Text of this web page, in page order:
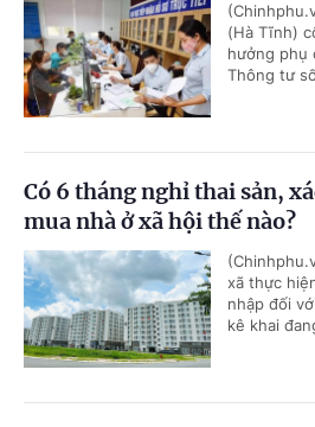
(Hà Tĩnh)
hưởng phụ
Thông tư
Có 6 tháng nghỉ thai sản,
mua nhà ở xã hội thế nào?
xã thực
nhập đối
kê khai